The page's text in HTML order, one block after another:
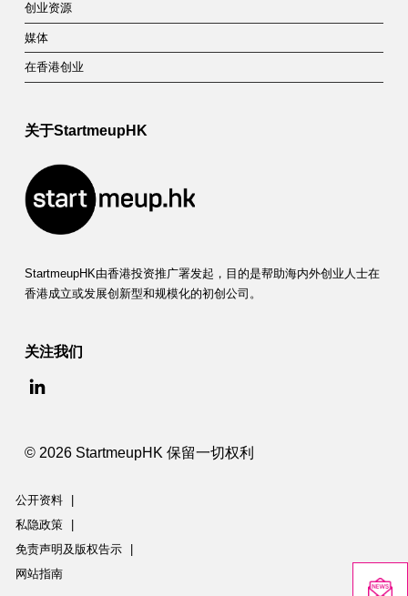
创业资源
媒体
在香港创业
关于StartmeupHK
StartmeupHK由香港投资推广署发起，目的是帮助海内外创业人士在
香港成立或发展创新型和规模化的初创公司。
关注我们
© 2026 StartmeupHK 保留一切权利
公开资料
私隐政策
免责声明及版权告示
网站指南